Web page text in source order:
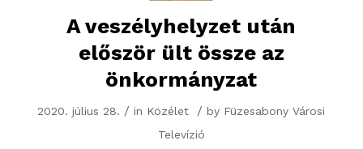
A veszélyhelyzet után
először ült össze az
önkormányzat
2020. július 28. / in Közélet / by Füzesabony Városi
Televízió